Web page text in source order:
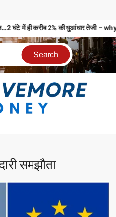
घंटे में ही करीब 2% की धुआंधार
समझौता